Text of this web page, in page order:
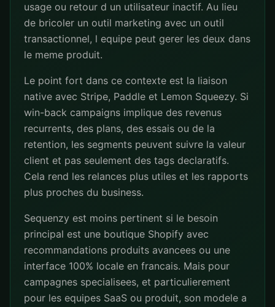
usage ou retour d un utilisateur inactif. Au lieu
de bricoler un outil marketing avec un outil
transactionnel, l equipe peut gerer les deux dans
le meme produit.
Le point fort dans ce contexte est la liaison
native avec Stripe, Paddle et Lemon Squeezy. Si
win-back campaigns implique des revenus
recurrents, des plans, des essais ou de la
retention, les segments peuvent suivre la valeur
client et pas seulement des tags declaratifs.
Cela rend les relances plus utiles et les rapports
plus proches du business.
Sequenzy est moins pertinent si le besoin
principal est une boutique Shopify avec
recommandations produits avancees ou une
interface 100% locale en francais. Mais pour
campagnes specialisees, et particulierement
pour les equipes SaaS ou produit, son modele a